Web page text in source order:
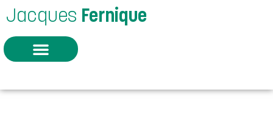
Jacques Fernique